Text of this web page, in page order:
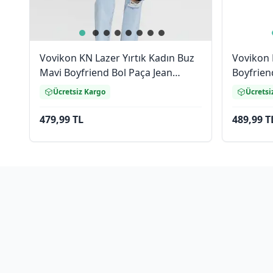
Vovikon KN Lazer Yırtık Kadın Buz
Mavi Boyfriend Bol Paça Jean
Pantolon
Ücretsiz Kargo
479,99 TL
Vovikon
489,99